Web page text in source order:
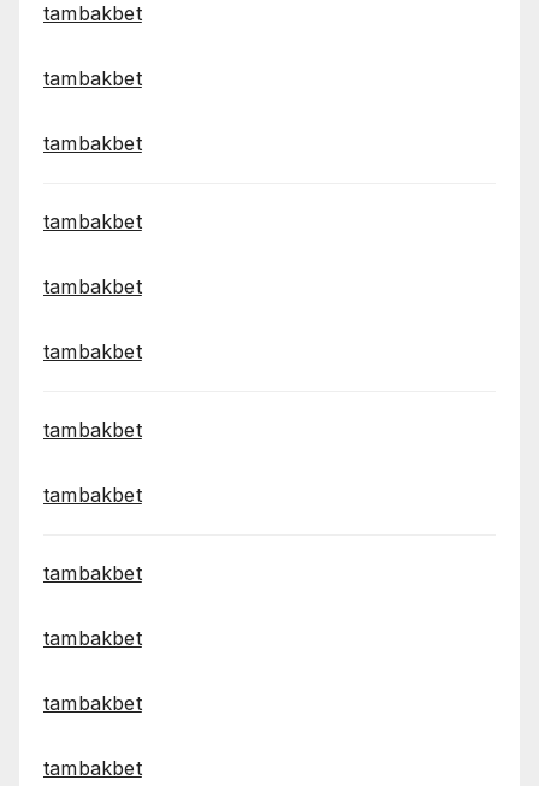
tambakbet
tambakbet
tambakbet
tambakbet
tambakbet
tambakbet
tambakbet
tambakbet
tambakbet
tambakbet
tambakbet
tambakbet